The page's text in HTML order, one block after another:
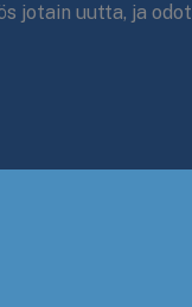
jotain uutta, ja